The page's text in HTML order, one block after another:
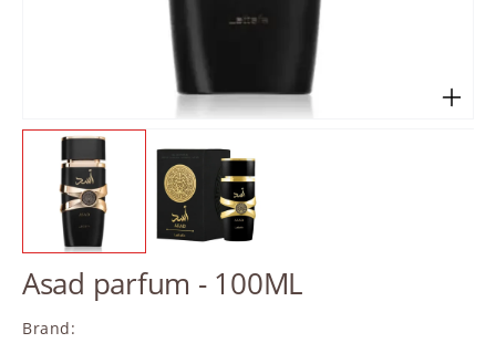
Asad parfum - 100ML
Brand: